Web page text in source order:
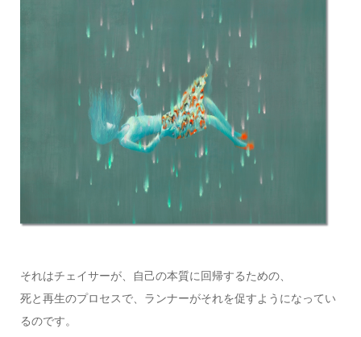
それはチェイサーが、自己の本質に回帰するための、
死と再生のプロセスで、ランナーがそれを促すようになってい
るのです。